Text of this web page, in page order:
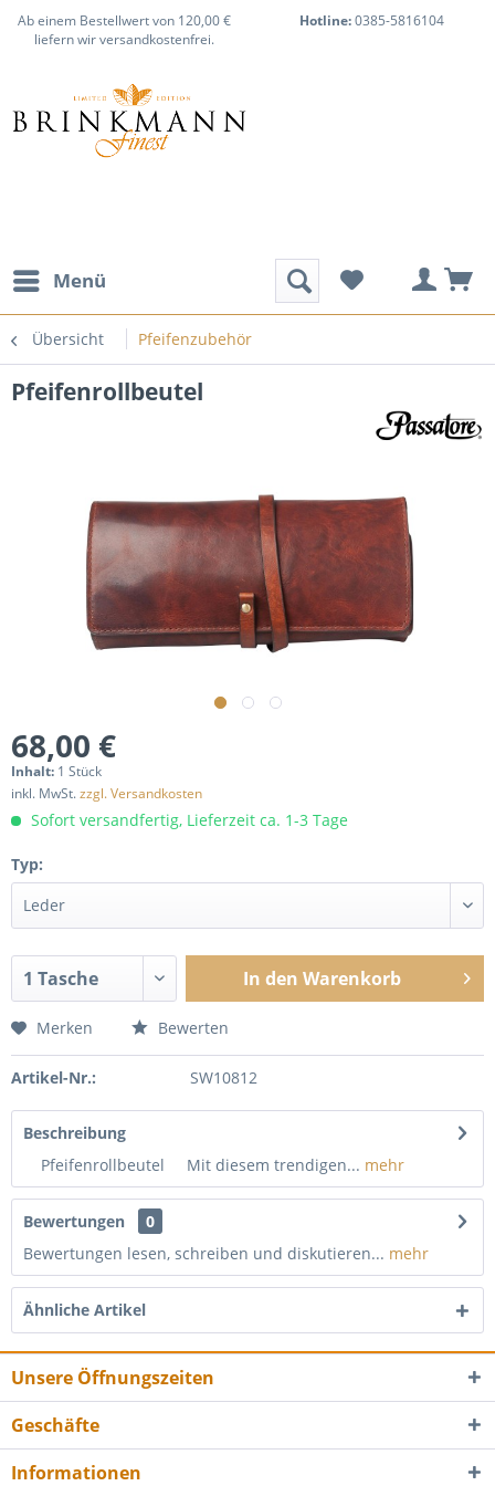
Ab einem Bestellwert von 120,00 €
liefern wir versandkostenfrei.
Hotline:0385-5816104
Menü
Übersicht Pfeifenzubehör
Pfeifenrollbeutel
68,00 €
Inhalt: 1 Stück
inkl. MwSt.zzgl. Versandkosten
Sofort versandfertig, Lieferzeit ca. 1-3 Tage
Typ:
In den Warenkorb
Merken Bewerten
Artikel-Nr.: SW10812
Beschreibung
Pfeifenrollbeutel Mit diesem trendigen... mehr
Bewertungen
0
Bewertungen lesen, schreiben und diskutieren... mehr
Ähnliche Artikel
Unsere Öffnungszeiten
Geschäfte
Informationen